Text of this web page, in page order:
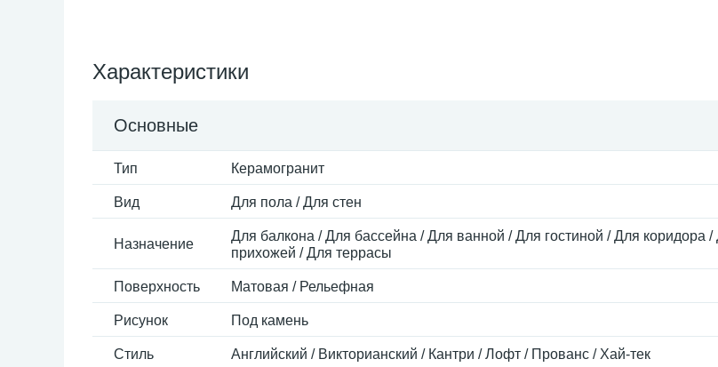
Характеристики
Основные
Тип Керамогранит
Вид Для пола / Для стен
Назначение
Для балкона / Для бассейна / Для ванной / Для гостиной / Для коридора
прихожей / Для террасы
Поверхность Матовая / Рельефная
Рисунок Под камень
Стиль Английский / Викторианский / Кантри / Лофт / Прованс / Хай-тек